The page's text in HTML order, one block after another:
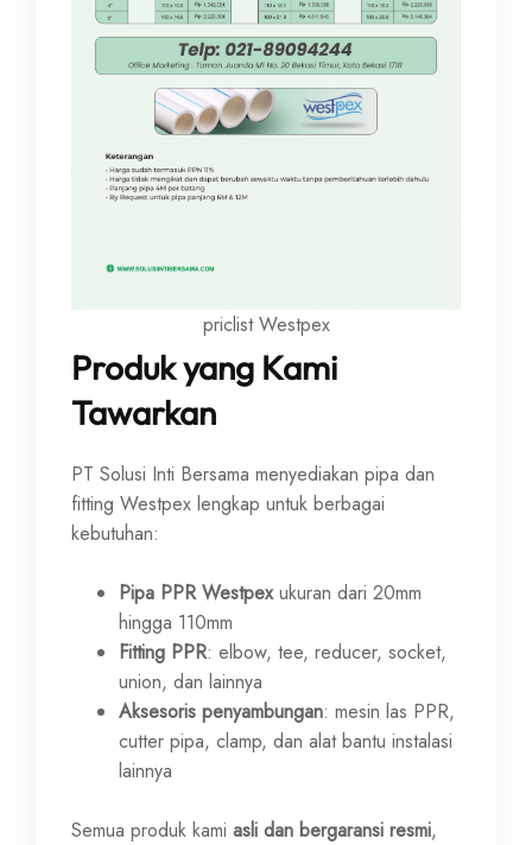
priclist Westpex
Produk yang Kami
Tawarkan
PT Solusi Inti Bersama menyediakan pipa dan
fitting Westpex lengkap untuk berbagai
kebutuhan:
Pipa PPR Westpexukuran dari 20mm
hingga 110mm
Fitting PPR: elbow, tee, reducer, socket,
union, dan lainnya
Aksesoris penyambungan: mesin las PPR,
cutter pipa, clamp, dan alat bantu instalasi
lainnya
Semua produk kami asli dan bergaransi resmi,